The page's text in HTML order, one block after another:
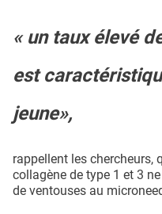
« un taux élevé
est
jeune»,
rappellent les chercheurs,
collagène de type 1 et 3
de ventouses au